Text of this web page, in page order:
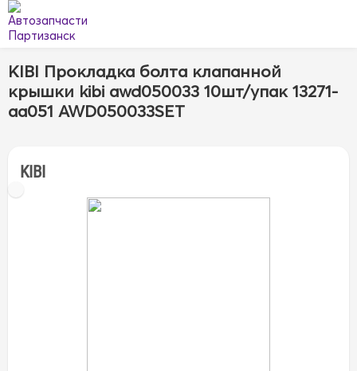
KIBI Прокладка болта клапанной
крышки kibi awd050033 10шт/упак 13271-
aa051 AWD050033SET
KIBI